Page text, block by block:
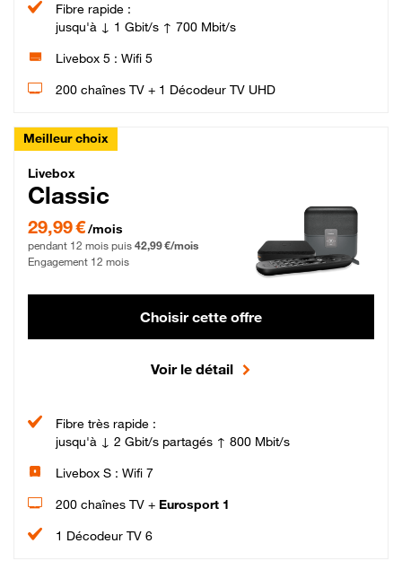
Fibre rapide :
jusqu'à ↓ 1 Gbit/s ↑ 700 Mbit/s
Livebox 5 : Wifi 5
200 chaînes TV + 1 Décodeur TV UHD
Meilleur choix
Livebox Classic Fibre
Livebox
Classic
29,99 € par mois pendant 12 mois puis 42,99 € par mois, Engagement 12 mois
29,99 €/mois
pendant 12 mois puis 42,99 €/mois
Engagement 12 mois
Choisir cette offre
Voir le détail
Fibre très rapide :
jusqu'à ↓ 2 Gbit/s partagés ↑ 800 Mbit/s
Livebox S : Wifi 7
200 chaînes TV + Eurosport 1
1 Décodeur TV 6